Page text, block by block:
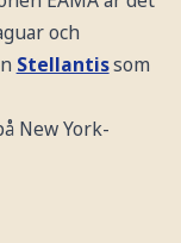
och
Stellantissom
New York-